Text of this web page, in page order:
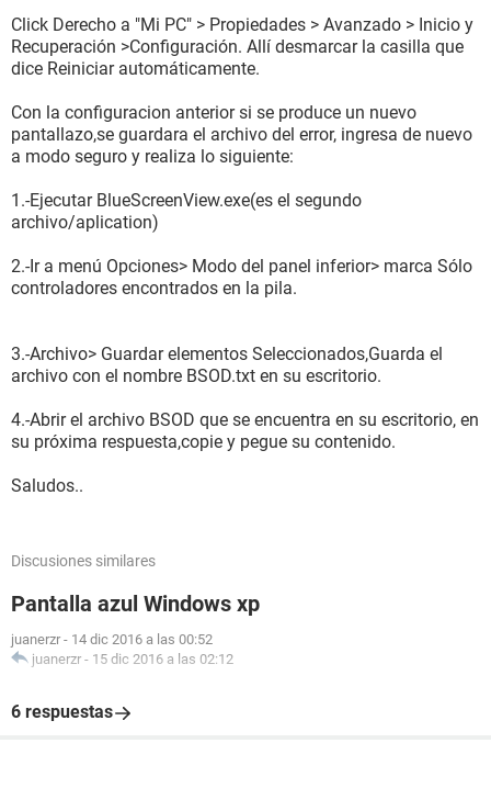
Click Derecho a "Mi PC" > Propiedades > Avanzado > Inicio y
Recuperación >Configuración. Allí desmarcar la casilla que
dice Reiniciar automáticamente.
Con la configuracion anterior si se produce un nuevo
pantallazo,se guardara el archivo del error, ingresa de nuevo
a modo seguro y realiza lo siguiente:
1.-Ejecutar BlueScreenView.exe(es el segundo
archivo/aplication)
2.-Ir a menú Opciones> Modo del panel inferior> marca Sólo
controladores encontrados en la pila.
3.-Archivo> Guardar elementos Seleccionados,Guarda el
archivo con el nombre BSOD.txt en su escritorio.
4.-Abrir el archivo BSOD que se encuentra en su escritorio, en
su próxima respuesta,copie y pegue su contenido.
Saludos..
Discusiones similares
Pantalla azul Windows xp
juanerzr - 14 dic 2016 a las 00:52
juanerzr - 15 dic 2016 a las 02:12
6 respuestas